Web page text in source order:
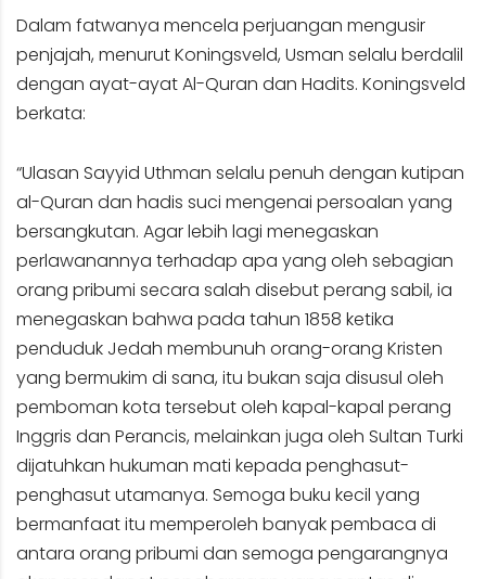
Dalam fatwanya mencela perjuangan mengusir
penjajah, menurut Koningsveld, Usman selalu berdalil
dengan ayat-ayat Al-Quran dan Hadits. Koningsveld
berkata:
“Ulasan Sayyid Uthman selalu penuh dengan kutipan
al-Quran dan hadis suci mengenai persoalan yang
bersangkutan. Agar lebih lagi menegaskan
perlawanannya terhadap apa yang oleh sebagian
orang pribumi secara salah disebut perang sabil, ia
menegaskan bahwa pada tahun 1858 ketika
penduduk Jedah membunuh orang-orang Kristen
yang bermukim di sana, itu bukan saja disusul oleh
pemboman kota tersebut oleh kapal-kapal perang
Inggris dan Perancis, melainkan juga oleh Sultan Turki
dijatuhkan hukuman mati kepada penghasut-
penghasut utamanya. Semoga buku kecil yang
bermanfaat itu memperoleh banyak pembaca di
antara orang pribumi dan semoga pengarangnya